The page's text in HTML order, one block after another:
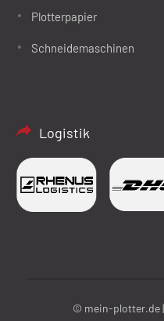
Plotterpapier
Schneidemaschinen
Logistik
© mein-plotter.de